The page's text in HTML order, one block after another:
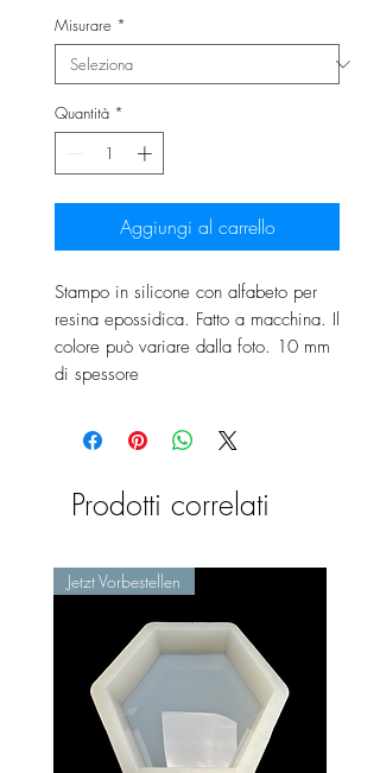
Misurare *
Quantità *
Aggiungi al carrello
Stampo in silicone con alfabeto per
resina epossidica. Fatto a macchina. Il
colore può variare dalla foto. 10 mm
di spessore
Prodotti correlati
Jetzt Vorbestellen